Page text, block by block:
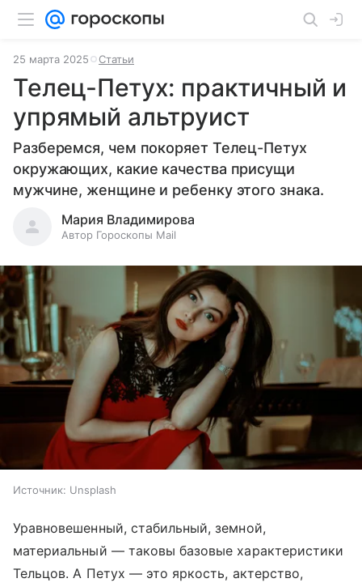
25 марта 2025 Статьи
Телец-Петух: практичный и
упрямый альтруист
Разберемся, чем покоряет Телец-Петух
окружающих, какие качества присущи
мужчине, женщине и ребенку этого знака.
Мария Владимирова
Автор Гороскопы Mail
Источник: Unsplash
Уравновешенный, стабильный, земной,
материальный — таковы базовые характеристики
Тельцов. А Петух — это яркость, актерство,